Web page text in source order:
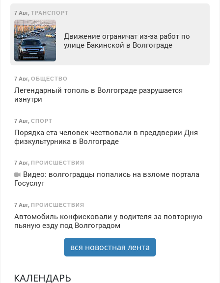
7 Авг, ТРАНСПОРТ
Движение ограничат из-за работ по
улице Бакинской в Волгограде
7 Авг, ОБЩЕСТВО
Легендарный тополь в Волгограде разрушается
изнутри
7 Авг, СПОРТ
Порядка ста человек чествовали в преддверии Дня
физкультурника в Волгограде
7 Авг, ПРОИСШЕСТВИЯ
Видео: волгоградцы попались на взломе портала
Госуслуг
7 Авг, ПРОИСШЕСТВИЯ
Автомобиль конфисковали у водителя за повторную
пьяную езду под Волгоградом
вся новостная лента
КАЛЕНДАРЬ